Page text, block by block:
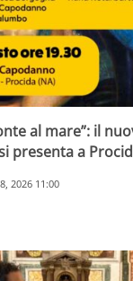
al mare”: il
presenta a
2026 11:00